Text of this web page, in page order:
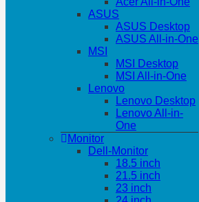
ASUS
ASUS Desktop
ASUS All-in-One
MSI
MSI Desktop
MSI All-in-One
Lenovo
Lenovo Desktop
Lenovo All-in-
One
Monitor
Dell-Monitor
18.5 inch
21.5 inch
23 inch